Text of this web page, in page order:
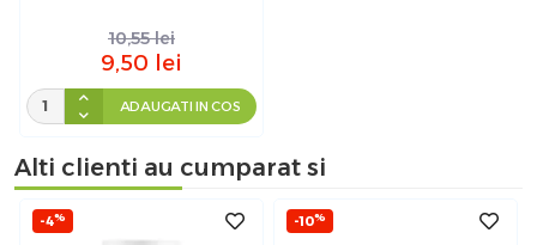
10,55 lei
9,50 lei
ADAUGATI IN COS
Alti clienti au cumparat si
-4% -10%